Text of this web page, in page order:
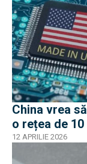
China vrea
o rețea de
12 APRILIE 2026